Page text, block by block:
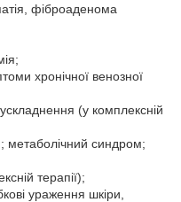
фіброаденома
хронічної венозної
ускладнення (у комплексній
метаболічний синдром;
терапії);
ураження шкіри,